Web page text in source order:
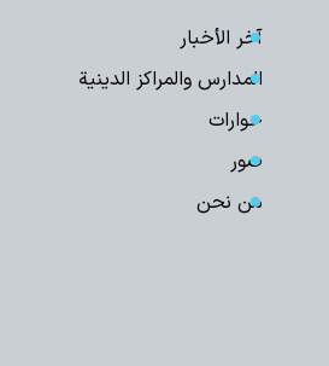
آخر الأخبار
المدارس والمراكز الدينية
حوارات
صور
من نحن